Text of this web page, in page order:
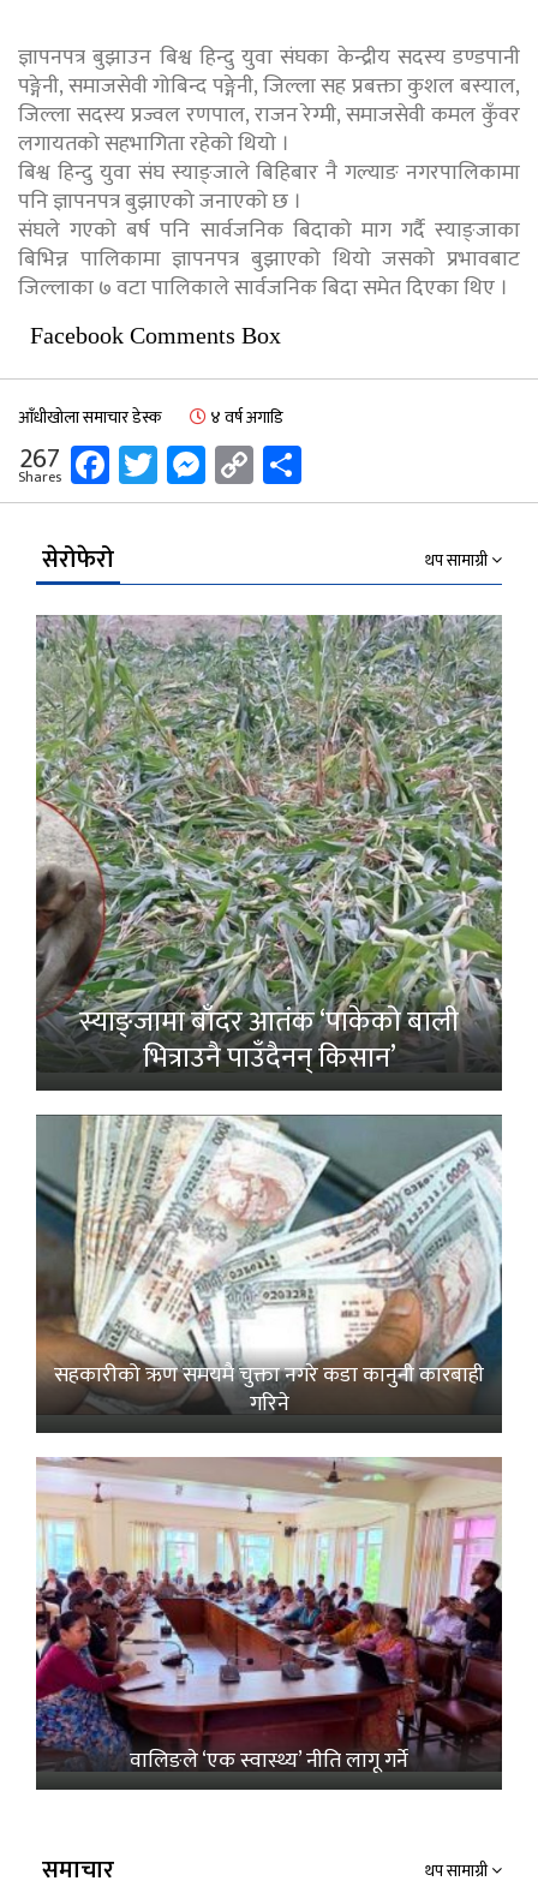
ज्ञापनपत्र बुझाउन बिश्व हिन्दु युवा संघका केन्द्रीय सदस्य डण्डपानी
पङ्गेनी, समाजसेवी गोबिन्द पङ्गेनी, जिल्ला सह प्रबक्ता कुशल बस्याल,
जिल्ला सदस्य प्रज्वल रणपाल, राजन रेग्मी, समाजसेवी कमल कुँवर
लगायतको सहभागिता रहेको थियो ।
बिश्व हिन्दु युवा संघ स्याङ्जाले बिहिबार नै गल्याङ नगरपालिकामा
पनि ज्ञापनपत्र बुझाएको जनाएको छ ।
संघले गएको बर्ष पनि सार्वजनिक बिदाको माग गर्दै स्याङ्जाका
बिभिन्न पालिकामा ज्ञापनपत्र बुझाएको थियो जसको प्रभावबाट
जिल्लाका ७ वटा पालिकाले सार्वजनिक बिदा समेत दिएका थिए ।
Facebook Comments Box
आँधीखोला समाचार डेस्क ४ वर्ष अगाडि
267
Shares Facebook
Twitter
Messenger
Copy
Link
सेरोफेरो थप सामाग्री
स्याङ्जामा बाँदर आतंक ‘पाकेको बाली
भित्राउनै पाउँदैनन् किसान’
सहकारीको ऋण समयमै चुक्ता नगरे कडा कानुनी कारबाही
गरिने
वालिङले ‘एक स्वास्थ्य’ नीति लागू गर्ने
समाचार थप सामाग्री